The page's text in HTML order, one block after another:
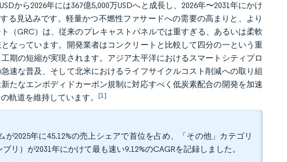
から2026年には367億5,000万USDへと成長し、2026年〜2031年にかけ
る見込みです。軽量かつ不燃性ファサードへの需要の高まりと、より
（GRC）は、従来のプレキャストパネルでは重すぎる、あるいは柔軟
なっています。開発業者はコンクリートと比較して四分の一という重
期の短縮が実現されます。アジア太平洋におけるスマートシティプロ
速な普及、そして北米におけるライフサイクルコスト削減への取り組
たなエンボディドカーボン規制に対応すべく低炭素配合の開発を加速
軌道を維持しています。[1]
2025年に45.12%の売上シェアで首位を占め、「その他」カテゴリ
リ）が2031年にかけて最も速い9.12%のCAGRを記録しました。